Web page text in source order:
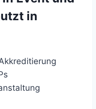
in